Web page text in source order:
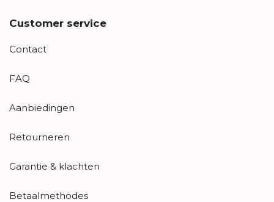
Customer service
Contact
FAQ
Aanbiedingen
Retourneren
Garantie & klachten
Betaalmethodes